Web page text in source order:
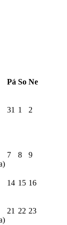
Pá So Ne
31 1 2
7 8 9
14 15 16
21 22 23